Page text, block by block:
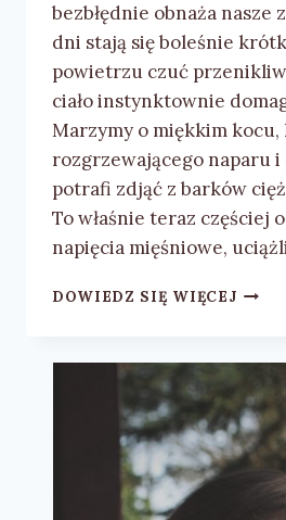
bezbłędnie obnaża nasze
dni stają się boleśnie
powietrzu czuć
ciało instynktownie
Marzymy o miękkim
rozgrzewającego naparu
potrafi zdjąć z barków
To właśnie teraz częściej
napięcia mięśniowe,
DOWIEDZ SIĘ WIĘCEJ
–